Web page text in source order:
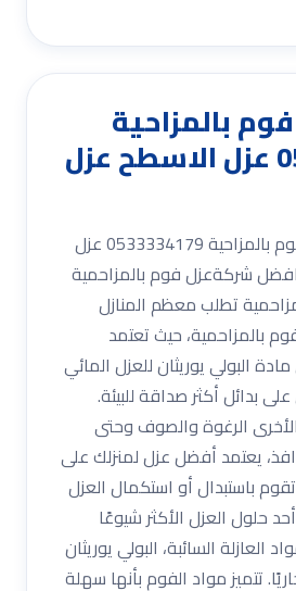
بالمزاحية
0533334179 عزل الاسطح عزل
أفضل شركة عزل فوم بالمزاحية 0533334179 عزل
شركةعزل فوم بالمزاحمية
تطلب معظم المنازل
بالمزاحمية، حيث تعتمد
البولي يوريثان للعزل المائي
بدائل أكثر صداقة للبيئة.
الرغوة والصوف وحتى
يعتمد أفضل عزل لمنزلك على
باستبدال أو استكمال العزل
حلول العزل الأكثر شيوعًا
العازلة السائبة، البولي يوريثان
تتميز مواد الفوم بأنها سهلة